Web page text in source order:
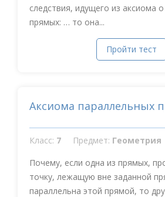
следствия, идущего из аксиома
прямых: … то она...
Пройти тест
Аксиома параллельных
Класс: 7 Предмет: Геометрия
Почему, если одна из прямых,
точку, лежащую вне заданной
параллельна этой прямой, то